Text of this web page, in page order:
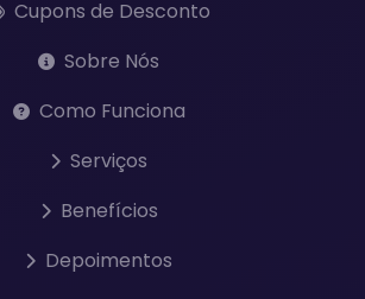
Cupons de Desconto
Sobre Nós
Como Funciona
Serviços
Benefícios
Depoimentos